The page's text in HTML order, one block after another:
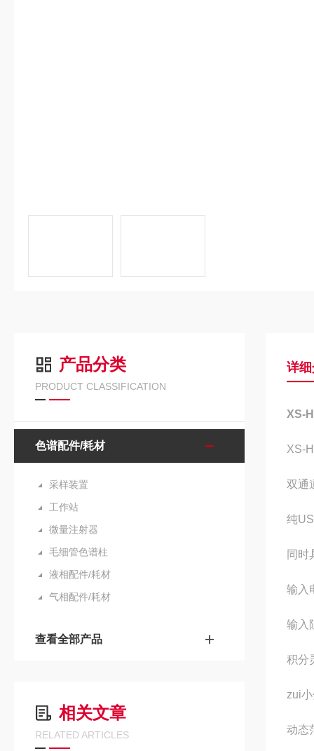
产品分类
PRODUCT CLASSIFICATION
色谱配件/耗材
采样装置
工作站
微量注射器
毛细管色谱柱
液相配件/耗材
气相配件/耗材
查看全部产品
相关文章
RELATED ARTICLES
详
XS-
XS-
双通
纯
同时
输入
输入
积分
zui
动态